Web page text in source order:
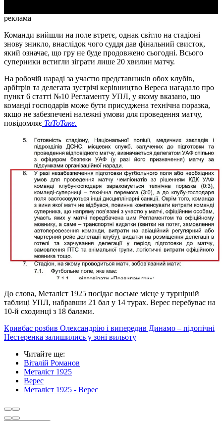
реклама
Команди вийшли на поле втретє, однак світло на стадіоні
знову зникло, внаслідок чого суддя дав фінальний свисток,
який означає, що гру не буде продовжено сьогодні. Всього
суперники встигли зіграти лише 20 хвилин матчу.
На робочій нараді за участю представників обох клубів,
арбітрів та делегата зустрічі керівництво Вереса нагадало про
пункт 6 статті №10 Регламенту УПЛ, у якому вказано, що
команді господарів може бути присуджена технічна поразка,
якщо не забезпечені належні умови для проведення матчу,
повідомляє ТаТоТаке.
До слова, Металіст 1925 посідає восьме місце у турнірній
таблиці УПЛ, набравши 21 бал у 14 турах. Верес перебуває на
10-й сходинці з 18 балами.
Кривбас розбив Олександрію і випередив Динамо – підопічні
Нестеренка залишились у зоні вильоту
Читайте ще:
Віталій Романов
Металіст 1925
Верес
Металіст 1925 - Верес